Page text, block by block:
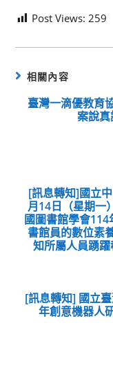
Post Views: 259
相關內容
臺灣一滴優教育
案說
[訊息轉知]國立
月14日（星期一
國圖書館學會
書館員的數位素
知所屬人員踴
[訊息轉知] 國立
年創意機器人